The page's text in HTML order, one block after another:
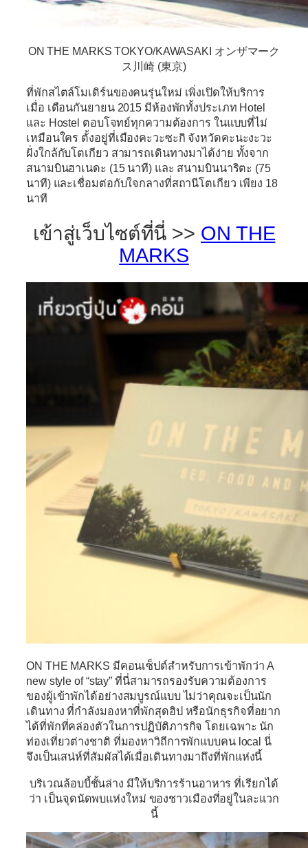
ON THE MARKS TOKYO/KAWASAKI オンザマーク
ス川崎 (東京)
ที่พักสไตล์โมเดิร์นของคนรุ่นใหม่ เพิ่งเปิดให้บริการ
เมื่อ เดือนกันยายน 2015 มีห้องพักทั้งประเภท Hotel
และ Hostel ตอบโจทย์ทุกความต้องการ ในแบบที่ไม่
เหมือนใคร ตั้งอยู่ที่เมืองคะวะซะกิ จังหวัดคะนะงะวะ
ฝั่งใกล้กับโตเกียว สามารถเดินทางมาได้ง่าย ทั้งจาก
สนามบินฮาเนดะ (15 นาที) และ สนามบินนาริตะ (75
นาที) และเชื่อมต่อกับใจกลางที่สถานีโตเกียว เพียง 18
นาที
เข้าสู่เว็บไซต์ที่นี่ >> ON THE
MARKS
ON THE MARKS มีคอนเซ็ปต์สำหรับการเข้าพักว่าA
new style of “stay” ที่นี่สามารถรองรับความต้องการ
ของผู้เข้าพักได้อย่างสมบูรณ์แบบ ไม่ว่าคุณจะเป็นนัก
เดินทาง ที่กำลังมองหาที่พักสุดฮิป หรือนักธุรกิจที่อยาก
ได้ที่พักที่คล่องตัวในการปฏิบัติภารกิจ โดยเฉพาะ นัก
ท่องเที่ยวต่างชาติ ที่มองหาวิถีการพักแบบคน local นี่
จึงเป็นเสน่ห์ที่สัมผัสได้เมื่อเดินทางมาถึงที่พักแห่งนี้
บริเวณล้อบบี้ชั้นล่าง มีให้บริการร้านอาหาร ที่เรียกได้
ว่า เป็นจุดนัดพบแห่งใหม่ ของชาวเมืองที่อยู่ในละแวก
นี้